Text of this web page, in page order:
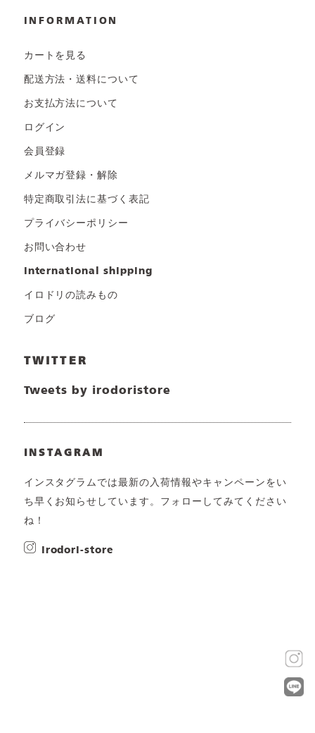
INFORMATION
カートを見る
配送方法・送料について
お支払方法について
ログイン
会員登録
メルマガ登録・解除
特定商取引法に基づく表記
プライバシーポリシー
お問い合わせ
international shipping
イロドリの読みもの
ブログ
TWITTER
Tweets by irodoristore
INSTAGRAM
インスタグラムでは最新の入荷情報やキャンペーンをい
ち早くお知らせしています。フォローしてみてください
ね！
irodori-store